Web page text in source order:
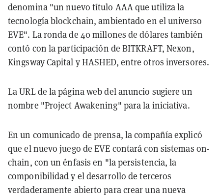
denomina "un nuevo título AAA que utiliza la
tecnología blockchain, ambientado en el universo
EVE". La ronda de 40 millones de dólares también
contó con la participación de BITKRAFT, Nexon,
Kingsway Capital y HASHED, entre otros inversores.
La URL de la página web del anuncio sugiere un
nombre "Project Awakening" para la iniciativa.
En un comunicado de prensa, la compañía explicó
que el nuevo juego de EVE contará con sistemas on-
chain, con un énfasis en "la persistencia, la
componibilidad y el desarrollo de terceros
verdaderamente abierto para crear una nueva